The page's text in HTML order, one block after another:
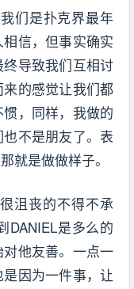
们是扑克界最年
信，但事实确实
导致我们互相讨
的感觉让我们都
，同样，我做的
不是朋友了。表
就是做做样子。
沮丧的不得不承
DANIEL是多么的
他友善。一点一
因为一件事，让